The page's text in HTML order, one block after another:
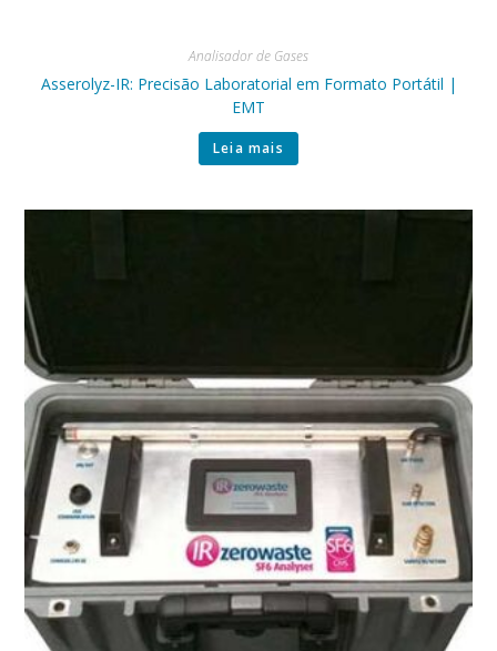
Analisador de Gases
Asserolyz-IR: Precisão Laboratorial em Formato Portátil |
EMT
Leia mais